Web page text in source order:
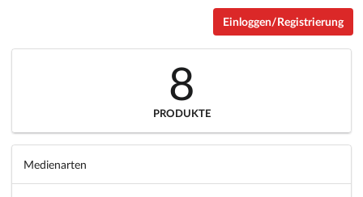
Einloggen/Registrierung
8
PRODUKTE
Medienarten